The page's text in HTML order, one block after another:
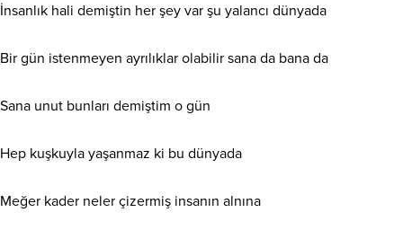
İnsanlık hali demiştin her şey var şu yalancı dünyada
Bir gün istenmeyen ayrılıklar olabilir sana da bana da
Sana unut bunları demiştim o gün
Hep kuşkuyla yaşanmaz ki bu dünyada
Meğer kader neler çizermiş insanın alnına